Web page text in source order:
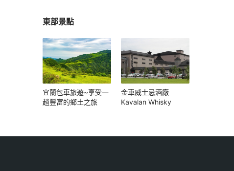
東部景點
宜蘭包車旅遊~享受一
趟豐富的鄉土之旅
金車威士忌酒廠
Kavalan Whisky